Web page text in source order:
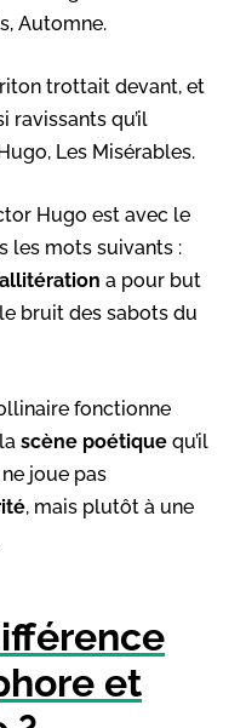
Automne.
trottait devant, et
ravissants qu’il
Les Misérables.
Hugo est avec le
les mots suivants :
allitération a pour but
bruit des sabots du
fonctionne
scène poétique qu’il
joue pas
, mais plutôt à une
et